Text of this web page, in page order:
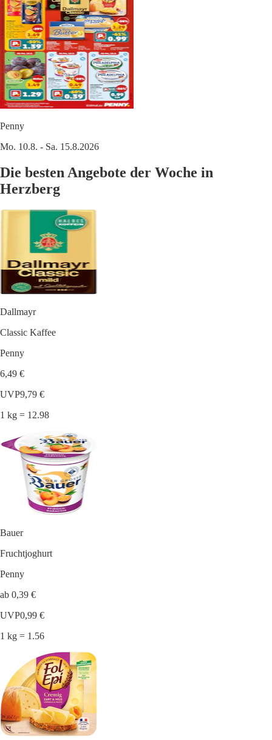
Penny
Mo. 10.8. - Sa. 15.8.2026
Die besten Angebote der Woche in
Herzberg
Dallmayr
Classic Kaffee
Penny
6,49 €
UVP9,79 €
1 kg = 12.98
Bauer
Fruchtjoghurt
Penny
ab 0,39 €
UVP0,99 €
1 kg = 1.56